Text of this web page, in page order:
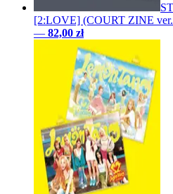
[2:LOVE] (COURT ZINE
— 82,00 zł